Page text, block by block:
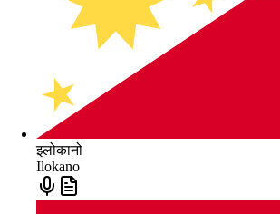
इलोकानो
Ilokano